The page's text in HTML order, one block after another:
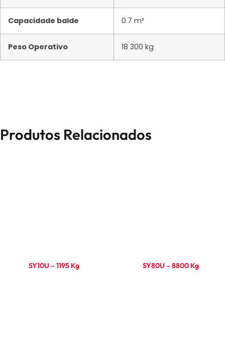
Capacidade balde 0.7 m³
Peso Operativo 18 300 kg
Produtos Relacionados
SY10U – 1195 Kg SY80U – 8800 Kg